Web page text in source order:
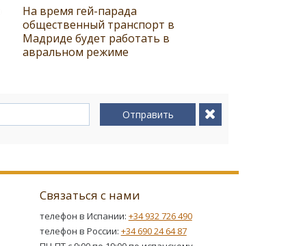
На время гей-парада
общественный транспорт в
Мадриде будет работать в
авральном режиме
Отправить
Связаться с нами
телефон в Испании: +34 932 726 490
телефон в России: +34 690 24 64 87